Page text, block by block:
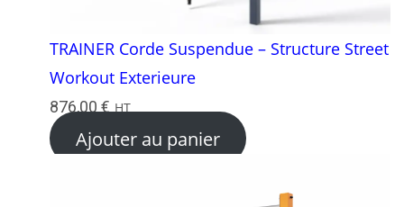
TRAINER Corde Suspendue – Structure Street
Workout Exterieure
876,00 € HT
Ajouter au panier